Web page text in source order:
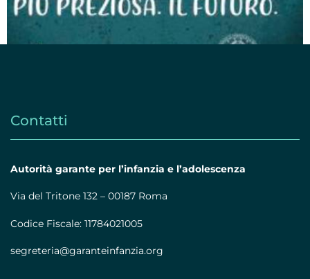
Contatti
Autorità garante per l’infanzia e l’adolescenza
Via del Tritone 132 – 00187 Roma
Codice Fiscale: 11784021005
segreteria@garanteinfanzia.org